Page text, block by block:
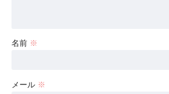
名前 ※
メール ※